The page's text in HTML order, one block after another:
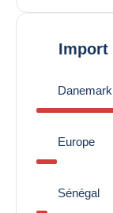
Import
Danemark
Europe
Sénégal